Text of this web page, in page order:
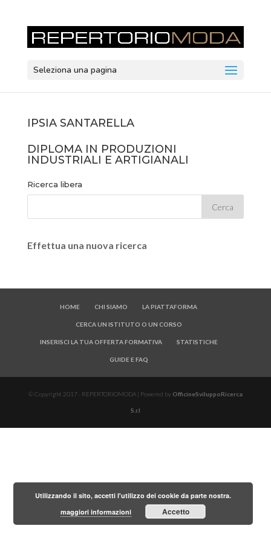
Seleziona una pagina
IPSIA SANTARELLA
DIPLOMA IN PRODUZIONI
INDUSTRIALI E ARTIGIANALI
Ricerca libera
Effettua una nuova ricerca
HOME CHI SIAMO LA PIATTAFORMA
CERCA UN ISTITUTO O UN CORSO
INSERISCI LA TUA OFFERTA FORMATIVA STATISTICHE
GUIDE E FAQ
© Copyright 2017 - REPERTORIOMODA | Powered by OfficineSviluppoRicerca
S.r.l
Utilizzando il sito, accetti l'utilizzo dei cookie da parte nostra.
maggiori informazioni
Accetto